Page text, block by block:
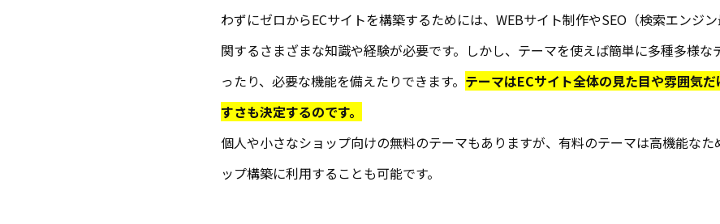
わずにゼロからECサイトを構築するためには、WEBサイト制作やSEO（検索エンジ
関するさまざまな知識や経験が必要です。しかし、テーマを使えば簡単に多種多様な
ったり、必要な機能を備えたりできます。 テーマはECサイト全体の見た目や雰囲気
すさも決定するのです。
個人や小さなショップ向けの無料のテーマもありますが、有料のテーマは高機能なた
ップ構築に利用することも可能です。